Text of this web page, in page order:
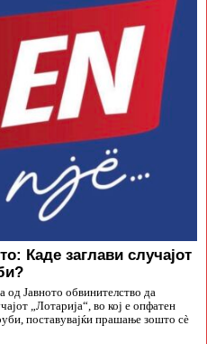
Каде заглави случајот
Јавното обвинителство да
„Лотарија“, во кој е опфатен
поставувајќи прашање зошто сè